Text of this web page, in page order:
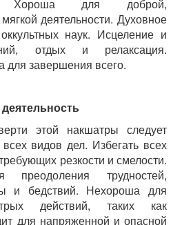
Хороша для доброй,
деятельности. Духовное
наук. Исцеление и
отдых и релаксация.
завершения всего.
этой накшатры следует
видов дел. Избегать всех
резкости и смелости.
трудностей,
и бедствий. Нехороша для
действий, таких как
для напряженной и опасной